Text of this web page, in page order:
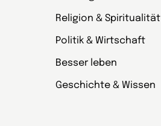
Religion & Spiritualität
Politik & Wirtschaft
Besser leben
Geschichte & Wissen